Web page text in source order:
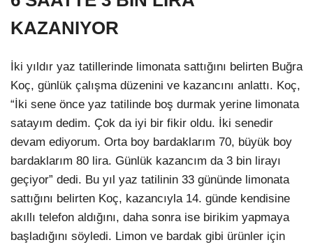
KAZANIYOR
İki yıldır yaz tatillerinde limonata sattığını belirten Buğra
Koç, günlük çalışma düzenini ve kazancını anlattı. Koç,
“İki sene önce yaz tatilinde boş durmak yerine limonata
satayım dedim. Çok da iyi bir fikir oldu. İki senedir
devam ediyorum. Orta boy bardaklarım 70, büyük boy
bardaklarım 80 lira. Günlük kazancım da 3 bin lirayı
geçiyor” dedi. Bu yıl yaz tatilinin 33 gününde limonata
sattığını belirten Koç, kazancıyla 14. günde kendisine
akıllı telefon aldığını, daha sonra ise birikim yapmaya
başladığını söyledi. Limon ve bardak gibi ürünler için